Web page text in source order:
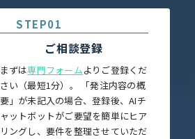
STEP01
ご相談登録
まずは専門フォームよりご登録くだ
さい（最短1分）。
「発注内容の概
要」が未記入の場合、登録後、AIチ
ャットボットがご要望を簡単にヒア
リングし、要件を整理させていただ